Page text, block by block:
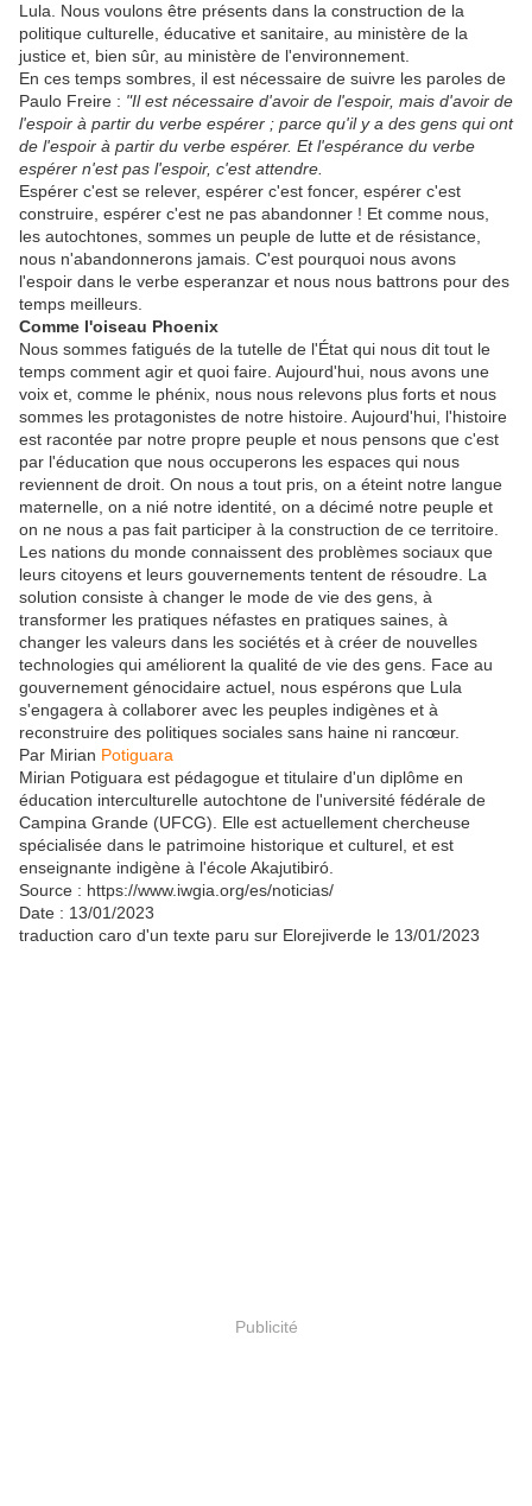
Lula. Nous voulons être présents dans la construction de la
politique culturelle, éducative et sanitaire, au ministère de la
justice et, bien sûr, au ministère de l'environnement.
En ces temps sombres, il est nécessaire de suivre les paroles de
Paulo Freire : "Il est nécessaire d'avoir de l'espoir, mais d'avoir de
l'espoir à partir du verbe espérer ; parce qu'il y a des gens qui ont
de l'espoir à partir du verbe espérer. Et l'espérance du verbe
espérer n'est pas l'espoir, c'est attendre.
Espérer c'est se relever, espérer c'est foncer, espérer c'est
construire, espérer c'est ne pas abandonner ! Et comme nous,
les autochtones, sommes un peuple de lutte et de résistance,
nous n'abandonnerons jamais. C'est pourquoi nous avons
l'espoir dans le verbe esperanzar et nous nous battrons pour des
temps meilleurs.
Comme l'oiseau Phoenix
Nous sommes fatigués de la tutelle de l'État qui nous dit tout le
temps comment agir et quoi faire. Aujourd'hui, nous avons une
voix et, comme le phénix, nous nous relevons plus forts et nous
sommes les protagonistes de notre histoire. Aujourd'hui, l'histoire
est racontée par notre propre peuple et nous pensons que c'est
par l'éducation que nous occuperons les espaces qui nous
reviennent de droit. On nous a tout pris, on a éteint notre langue
maternelle, on a nié notre identité, on a décimé notre peuple et
on ne nous a pas fait participer à la construction de ce territoire.
Les nations du monde connaissent des problèmes sociaux que
leurs citoyens et leurs gouvernements tentent de résoudre. La
solution consiste à changer le mode de vie des gens, à
transformer les pratiques néfastes en pratiques saines, à
changer les valeurs dans les sociétés et à créer de nouvelles
technologies qui améliorent la qualité de vie des gens. Face au
gouvernement génocidaire actuel, nous espérons que Lula
s'engagera à collaborer avec les peuples indigènes et à
reconstruire des politiques sociales sans haine ni rancœur.
Par Mirian Potiguara
Mirian Potiguara est pédagogue et titulaire d'un diplôme en
éducation interculturelle autochtone de l'université fédérale de
Campina Grande (UFCG). Elle est actuellement chercheuse
spécialisée dans le patrimoine historique et culturel, et est
enseignante indigène à l'école Akajutibiró.
Source : https://www.iwgia.org/es/noticias/
Date : 13/01/2023
traduction caro d'un texte paru sur Elorejiverde le 13/01/2023
Publicité